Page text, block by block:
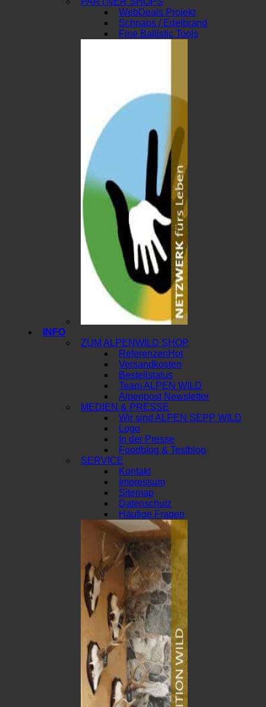
WebDeals Projekt
Schnaps / Edelbrand
Fine Ballistic Tools
INFO
ZUM ALPENWILD SHOP
Referenzen
Versandkosten
Bestellstatus
Team ALPEN WILD
Alpenpost Newsletter
MEDIEN & PRESSE
Wir sind ALPEN SEPP WILD
Logo
In der Presse
Foodblog & Testblog
SERVICE
Kontakt
Impressum
Sitemap
Datenschutz
Häufige Fragen